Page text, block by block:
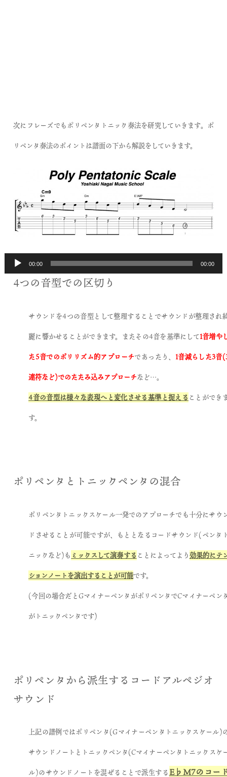
次にフレーズでもポリペンタトニック奏法を研究していきます。 ポ
リペンタ奏法のポイントは譜面の下から解説をしていきます。
00:00 00:00
4つの音型での区切り
サウンドを4つの音型として整理することでサウンドが整理され
麗に響かせることができます。またその4音を基準にして1音増や
た5音でのポリリズム的アプローチであったり、 1音減らした3音
連符など)でのたたみ込みアプローチなど…。
4音の音型は様々な表現へと変化させる基準と捉える ことができ
す。
ポリペンタとトニックペンタの混合
ポリペンタトニックスケール一発でのアプローチでも十分にサウ
ドさせることが可能ですが、もととなるコードサウンド(ペンタ
ニックなど)も ミックスして演奏する ことによってより効果的にテ
ションノートを演出することが可能です。
(今回の場合だとGマイナーペンタがポリペンタでCマイナーペン
がトニックペンタです)
ポリペンタから派生するコードアルペジオ
サウンド
上記の譜例ではポリペンタ(Gマイナーペンタトニックスケール)
サウンドノートとトニックペンタ(Cマイナーペンタトニックスケ
ル)のサウンドノートを混ぜることで派生するE♭M7のコー